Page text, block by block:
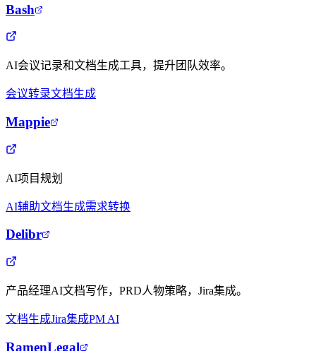
Bash
AI会议记录和文档生成工具，提升团队效率。
会议转录文档生成
Mappie
AI项目规划
AI辅助文档生成需求转换
Delibr
产品经理AI文档写作，PRD人物策略，Jira集成。
文档生成Jira集成PM AI
RamenLegal